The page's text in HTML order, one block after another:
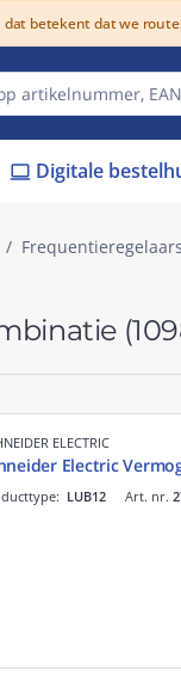
betekent dat we
laptop Digitale
ELECTRIC
Electric
Art. nr.
LUB12